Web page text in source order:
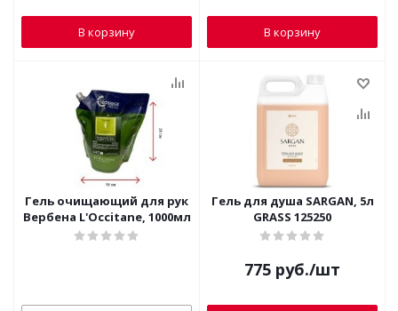
В корзину В корзину
Гель очищающий для рук
Вербена L'Occitane, 1000мл
Гель для душа SARGAN, 5л
GRASS 125250
775 руб./шт